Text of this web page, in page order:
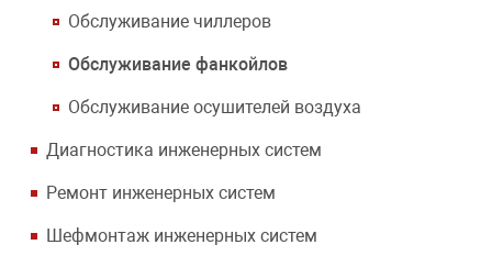
Обслуживание чиллеров
Обслуживание фанкойлов
Обслуживание осушителей воздуха
Диагностика инженерных систем
Ремонт инженерных систем
Шефмонтаж инженерных систем